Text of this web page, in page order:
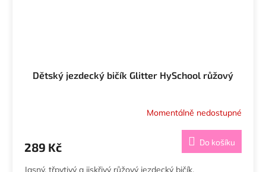
Dětský jezdecký bičík Glitter HySchool růžový
Momentálně nedostupné
289 Kč Do košíku
Jasný, třpytivý a jiskřivý růžový jezdecký bičík.